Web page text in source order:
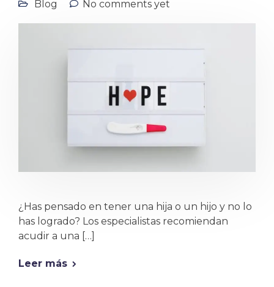
Blog No comments yet
¿Has pensado en tener una hija o un hijo y no lo
has logrado? Los especialistas recomiendan
acudir a una […]
Leer más